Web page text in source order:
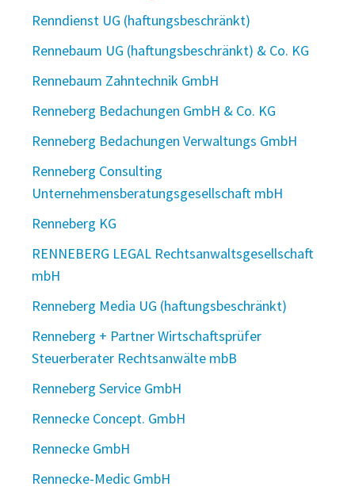
Renndienst UG (haftungsbeschränkt)
Rennebaum UG (haftungsbeschränkt) & Co. KG
Rennebaum Zahntechnik GmbH
Renneberg Bedachungen GmbH & Co. KG
Renneberg Bedachungen Verwaltungs GmbH
Renneberg Consulting
Unternehmensberatungsgesellschaft mbH
Renneberg KG
RENNEBERG LEGAL Rechtsanwaltsgesellschaft
mbH
Renneberg Media UG (haftungsbeschränkt)
Renneberg + Partner Wirtschaftsprüfer
Steuerberater Rechtsanwälte mbB
Renneberg Service GmbH
Rennecke Concept. GmbH
Rennecke GmbH
Rennecke-Medic GmbH